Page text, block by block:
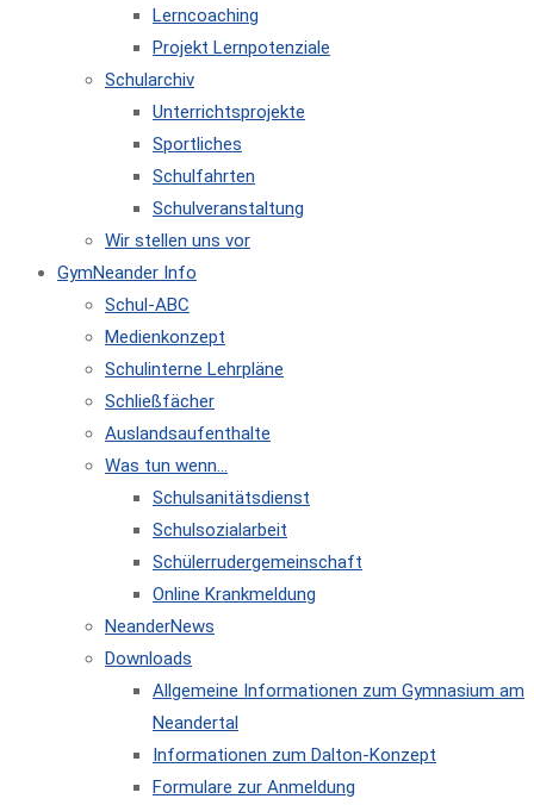
Lerncoaching
Projekt Lernpotenziale
Schularchiv
Unterrichtsprojekte
Sportliches
Schulfahrten
Schulveranstaltung
Wir stellen uns vor
GymNeander Info
Schul-ABC
Medienkonzept
Schulinterne Lehrpläne
Schließfächer
Auslandsaufenthalte
Was tun wenn…
Schulsanitätsdienst
Schulsozialarbeit
Schülerrudergemeinschaft
Online Krankmeldung
NeanderNews
Downloads
Allgemeine Informationen zum Gymnasium am
Neandertal
Informationen zum Dalton-Konzept
Formulare zur Anmeldung